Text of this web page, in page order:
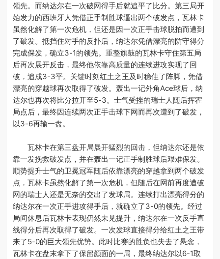
领先。而纳达尔在一次破网得手后就追平了比分。第三局开
始发力的西班牙人凭借正手制胜球逼出两个破发点，瓦林卡
虽然化解了第一次危机，但还是因一次正手击球脱拍而遭到
了破发。抵挡住对手的反扑后，纳达尔凭借漂亮的防守得分
完成保发，确立3-1的领先。重整旗鼓的瓦林卡守住第五局
后再次展开反击，最终他依靠高质量的连续进攻实现了回
破，追成3-3平。关键时刻红土之王及时稳住了阵脚，凭借
漂亮的穿越球再次取得了破发。轰出一记外角Ace球后，纳
达尔也再次将比分拉开至5-3。士气受挫的瑞士人随后挥霍
局点后，最终因连续两次正手击球下网而再次遭到了破发，
以3-6再输一盘。
瓦林卡在第三盘开局展开猛烈的回击，但纳达尔还是依
靠一发挽救破发点，并在轰出一记正手制胜球后艰难保发。
顺势提升士气的卫冕冠军随后依靠漂亮的穿越拿到两个破发
点，瓦林卡虽然化解了第一次危机，但随后在网前再度遭破
网的瑞士人还是无奈的交出了发球局。连续打出漂亮得分的
纳达尔在一次正手进攻得手后，就确立了3-0的领先。经过
局间休息后瓦林卡表现仍然未见提升，纳达尔在一次反手直
线得分后再次取得了破发。一次发球直接得分给红土之王带
来了5-0的巨大领先优势。此时比赛的胜负也失去了悬念，
瓦林卡在盘末拿下了保留颜面的一局，最终纳达尔以6-1取